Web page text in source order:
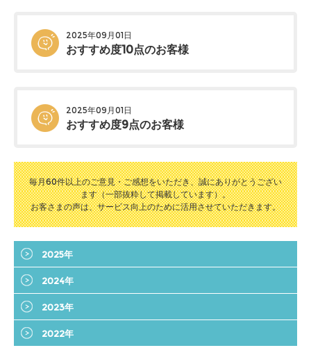
2025年09月01日
おすすめ度10点のお客様
2025年09月01日
おすすめ度9点のお客様
毎月60件以上のご意見・ご感想をいただき、誠にありがとうござい
ます（一部抜粋して掲載しています）。
お客さまの声は、サービス向上のために活用させていただきます。
2025年
2024年
2023年
2022年